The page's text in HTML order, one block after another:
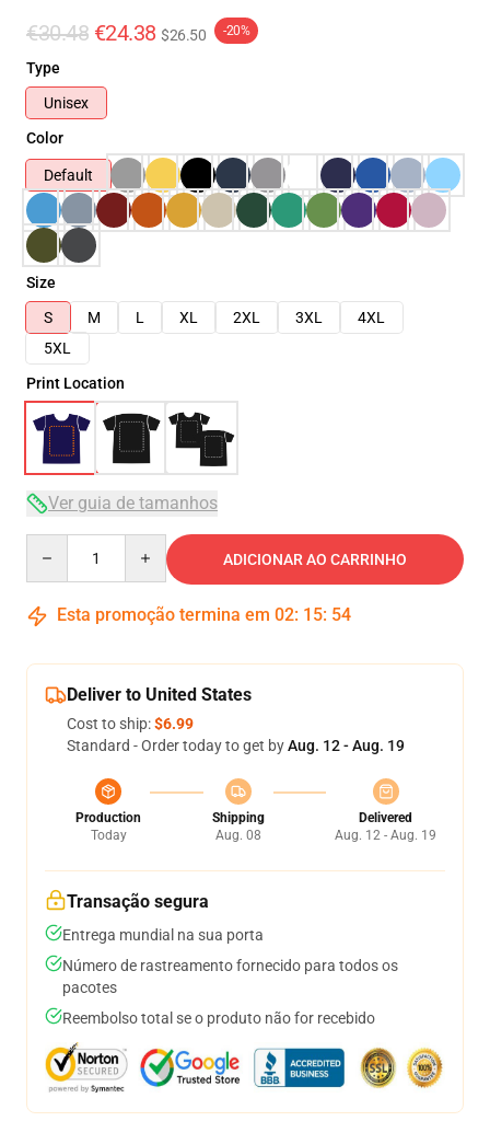
€30.48 €24.38 $26.50 -20%
Type
Unisex
Color
Default
Size
S
M L XL 2XL 3XL
4XL
5XL
Print Location
Ver guia de tamanhos
ADICIONAR AO CARRINHO
Esta promoção termina em 02: 15: 54
Deliver to United States
Cost to ship:$6.99
Standard - Order today to get byAug. 12 - Aug. 19
Production
Today
Shipping
Aug. 08
Delivered
Aug. 12 - Aug. 19
Transação segura
Entrega mundial na sua porta
Número de rastreamento fornecido para todos os
pacotes
Reembolso total se o produto não for recebido